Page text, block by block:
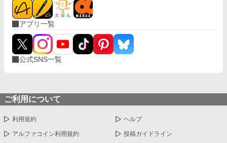
アプリ一覧
公式SNS一覧
ご利用について
利用規約 ヘルプ
アルファコイン利用規約 投稿ガイドライン